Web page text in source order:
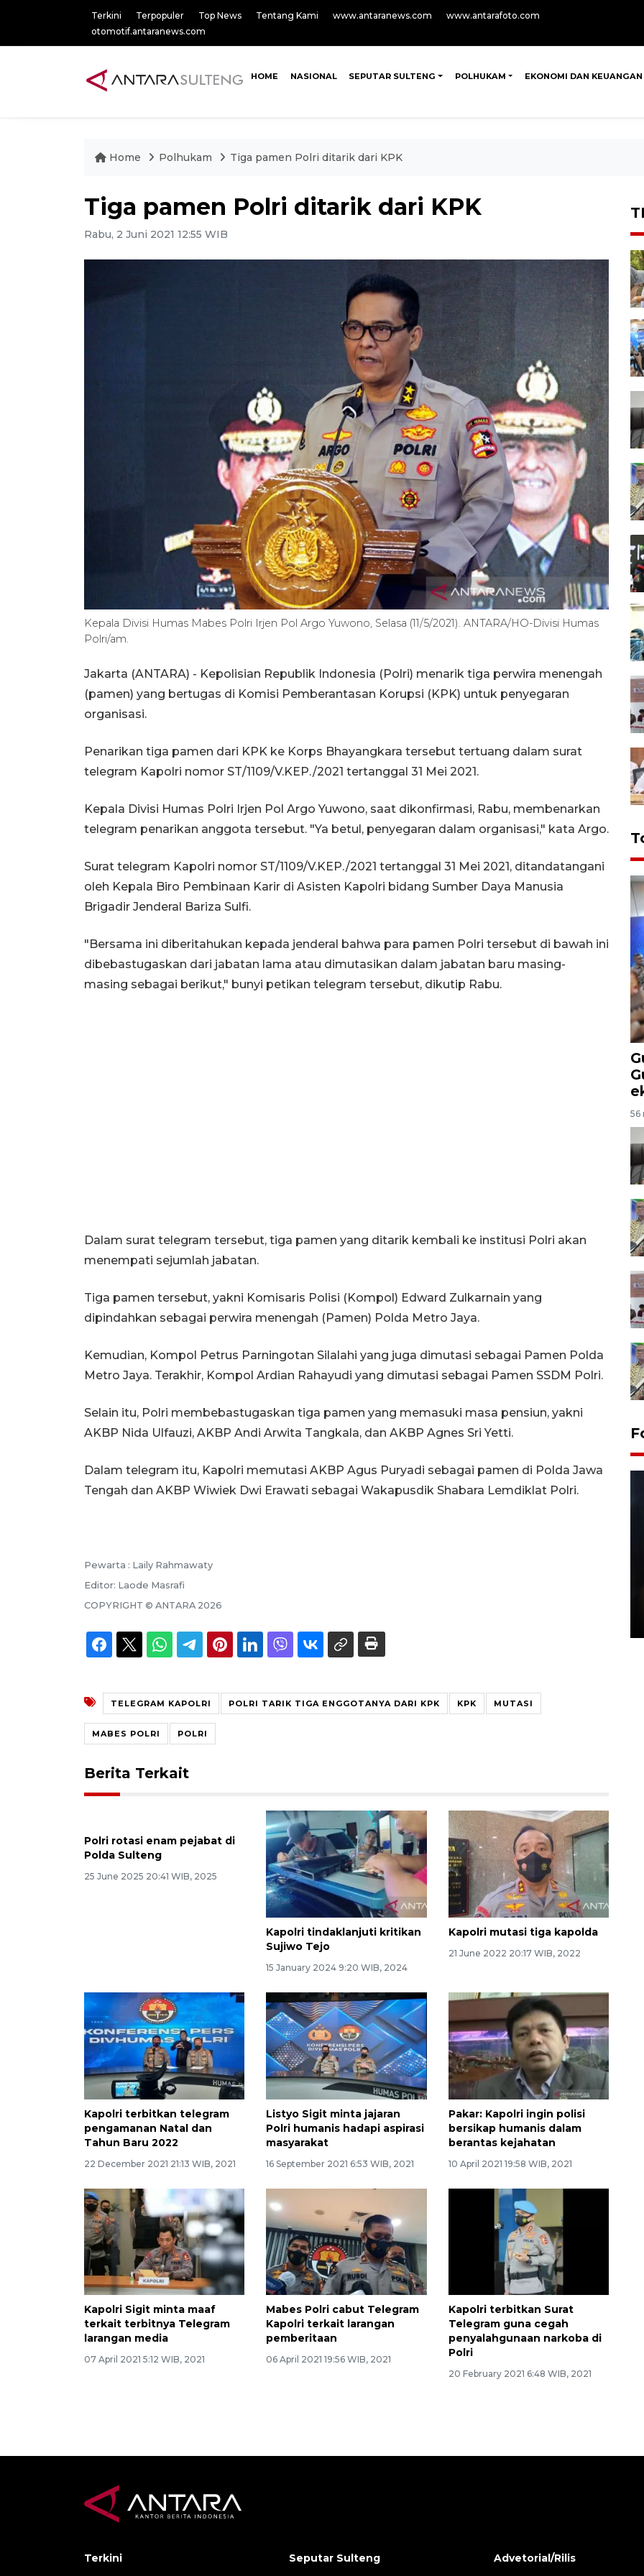
Terkini Terpopuler Top News Tentang Kami www.antaranews.com
www.antarafoto.com
otomotif.antaranews.com
HOME NASIONAL SEPUTAR SULTENG POLHUKAM EKONOMI DAN KEUANGAN
Home Polhukam Tiga pamen Polri ditarik dari KPK
Tiga pamen Polri ditarik dari KPK
Rabu, 2 Juni 2021 12:55 WIB
Kepala Divisi Humas Mabes Polri Irjen Pol Argo Yuwono, Selasa (11/5/2021). ANTARA/HO-Divisi Humas
Polri/am.
Jakarta (ANTARA) - Kepolisian Republik Indonesia (Polri) menarik tiga perwira menengah
(pamen) yang bertugas di Komisi Pemberantasan Korupsi (KPK) untuk penyegaran
organisasi.
Penarikan tiga pamen dari KPK ke Korps Bhayangkara tersebut tertuang dalam surat
telegram Kapolri nomor ST/1109/V.KEP./2021 tertanggal 31 Mei 2021.
Kepala Divisi Humas Polri Irjen Pol Argo Yuwono, saat dikonfirmasi, Rabu, membenarkan
telegram penarikan anggota tersebut. "Ya betul, penyegaran dalam organisasi," kata Argo.
Surat telegram Kapolri nomor ST/1109/V.KEP./2021 tertanggal 31 Mei 2021, ditandatangani
oleh Kepala Biro Pembinaan Karir di Asisten Kapolri bidang Sumber Daya Manusia
Brigadir Jenderal Bariza Sulfi.
"Bersama ini diberitahukan kepada jenderal bahwa para pamen Polri tersebut di bawah ini
dibebastugaskan dari jabatan lama atau dimutasikan dalam jabatan baru masing-
masing sebagai berikut," bunyi petikan telegram tersebut, dikutip Rabu.
Dalam surat telegram tersebut, tiga pamen yang ditarik kembali ke institusi Polri akan
menempati sejumlah jabatan.
Tiga pamen tersebut, yakni Komisaris Polisi (Kompol) Edward Zulkarnain yang
dipindahkan sebagai perwira menengah (Pamen) Polda Metro Jaya.
Kemudian, Kompol Petrus Parningotan Silalahi yang juga dimutasi sebagai Pamen Polda
Metro Jaya. Terakhir, Kompol Ardian Rahayudi yang dimutasi sebagai Pamen SSDM Polri.
Selain itu, Polri membebastugaskan tiga pamen yang memasuki masa pensiun, yakni
AKBP Nida Ulfauzi, AKBP Andi Arwita Tangkala, dan AKBP Agnes Sri Yetti.
Dalam telegram itu, Kapolri memutasi AKBP Agus Puryadi sebagai pamen di Polda Jawa
Tengah dan AKBP Wiwiek Dwi Erawati sebagai Wakapusdik Shabara Lemdiklat Polri.
Pewarta : Laily Rahmawaty
Editor: Laode Masrafi
COPYRIGHT © ANTARA 2026
TELEGRAM KAPOLRI POLRI TARIK TIGA ENGGOTANYA DARI KPK KPK MUTASI
MABES POLRI POLRI
Berita Terkait
Polri rotasi enam pejabat di
Polda Sulteng
25 June 2025 20:41 WIB, 2025
Kapolri tindaklanjuti kritikan
Sujiwo Tejo
15 January 2024 9:20 WIB, 2024
Kapolri mutasi tiga kapolda
21 June 2022 20:17 WIB, 2022
Kapolri terbitkan telegram
pengamanan Natal dan
Tahun Baru 2022
22 December 2021 21:13 WIB, 2021
Listyo Sigit minta jajaran
Polri humanis hadapi aspirasi
masyarakat
16 September 2021 6:53 WIB, 2021
Pakar: Kapolri ingin polisi
bersikap humanis dalam
berantas kejahatan
10 April 2021 19:58 WIB, 2021
Kapolri Sigit minta maaf
terkait terbitnya Telegram
larangan media
07 April 2021 5:12 WIB, 2021
Mabes Polri cabut Telegram
Kapolri terkait larangan
pemberitaan
06 April 2021 19:56 WIB, 2021
Kapolri terbitkan Surat
Telegram guna cegah
penyalahgunaan narkoba di
Polri
20 February 2021 6:48 WIB, 2021
56
Terkini Seputar Sulteng Advetorial/Rilis